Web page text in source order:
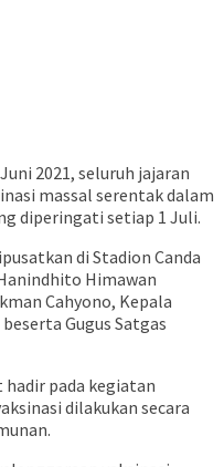
2021, seluruh jajaran
massal serentak dalam
diperingati setiap 1 Juli.
di Stadion Canda
Himawan
Cahyono, Kepala
Gugus Satgas
hadir pada kegiatan
dilakukan secara